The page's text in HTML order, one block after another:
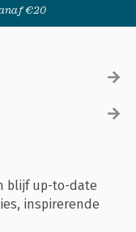
€20
blijf up-to-date
inspirerende